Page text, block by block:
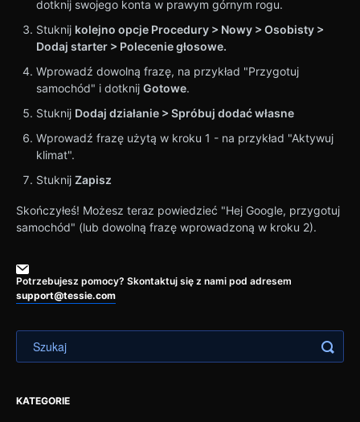
dotknij swojego konta w prawym górnym rogu.
Stuknij kolejno opcje Procedury > Nowy > Osobisty >
Dodaj starter > Polecenie głosowe.
Wprowadź dowolną frazę, na przykład "Przygotuj
samochód" i dotknij Gotowe.
Stuknij Dodaj działanie > Spróbuj dodać własne
Wprowadź frazę użytą w kroku 1 - na przykład "Aktywuj
klimat".
Stuknij Zapisz
Skończyłeś! Możesz teraz powiedzieć "Hej Google, przygotuj
samochód" (lub dowolną frazę wprowadzoną w kroku 2).
Potrzebujesz pomocy? Skontaktuj się z nami pod adresem
support@tessie.com
KATEGORIE